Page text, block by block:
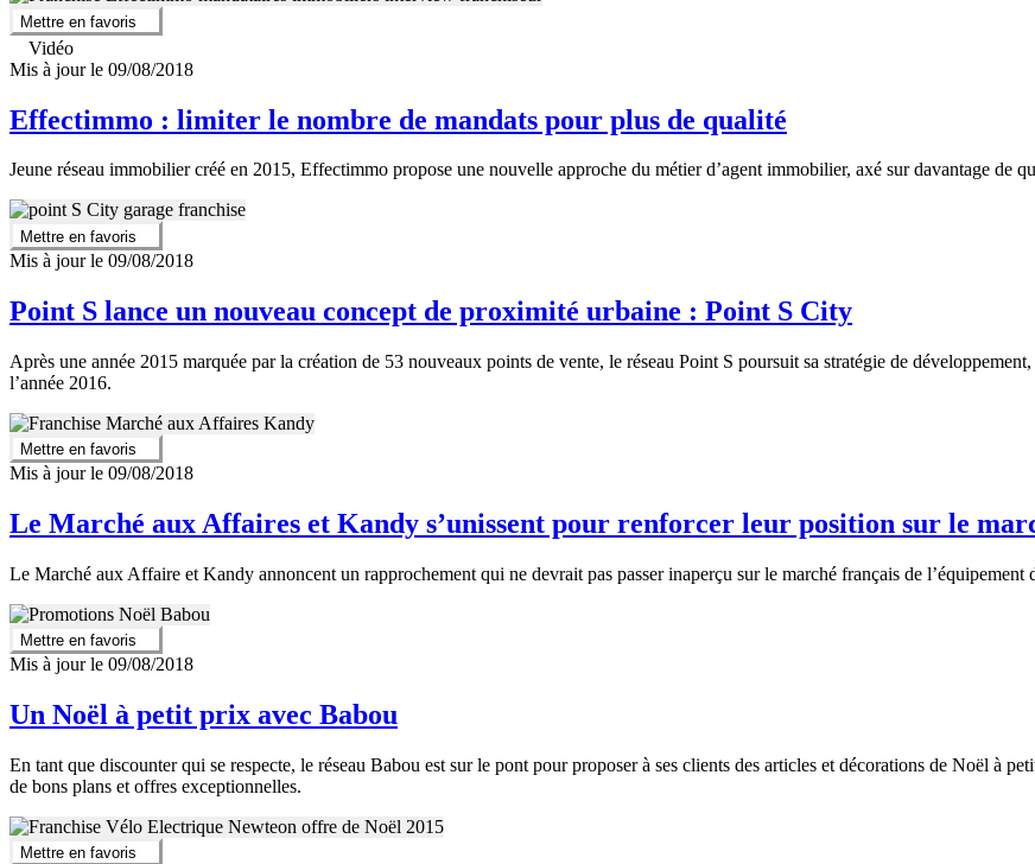
Mettre en favoris
Vidéo
Mis à jour le 09/08/2018
Effectimmo : limiter le nombre de mandats pour plus de qualité
Jeune réseau immobilier créé en 2015, Effectimmo propose une nouvelle approche du métier d’agent immobilier, axé sur davantage de
Mettre en favoris
Mis à jour le 09/08/2018
Point S lance un nouveau concept de proximité urbaine : Point S City
Après une année 2015 marquée par la création de 53 nouveaux points de vente, le réseau Point S poursuit sa stratégie de
l’année 2016.
Mettre en favoris
Mis à jour le 09/08/2018
Le Marché aux Affaires et Kandy s’unissent pour renforcer leur position sur le
Le Marché aux Affaire et Kandy annoncent un rapprochement qui ne devrait pas passer inaperçu sur le marché français de l’équipement
Mettre en favoris
Mis à jour le 09/08/2018
Un Noël à petit prix avec Babou
En tant que discounter qui se respecte, le réseau Babou est sur le pont pour proposer à ses clients des articles et décorations de Noël à
de bons plans et offres exceptionnelles.
Mettre en favoris